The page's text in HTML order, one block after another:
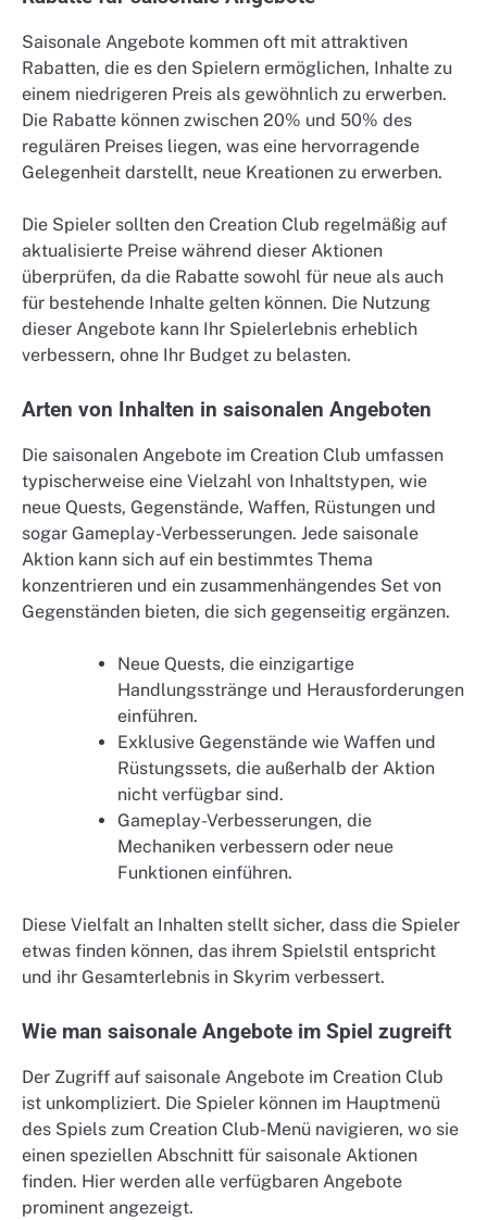
Saisonale Angebote kommen oft mit attraktiven
Rabatten, die es den Spielern ermöglichen, Inhalte zu
einem niedrigeren Preis als gewöhnlich zu erwerben.
Die Rabatte können zwischen 20% und 50% des
regulären Preises liegen, was eine hervorragende
Gelegenheit darstellt, neue Kreationen zu erwerben.
Die Spieler sollten den Creation Club regelmäßig auf
aktualisierte Preise während dieser Aktionen
überprüfen, da die Rabatte sowohl für neue als auch
für bestehende Inhalte gelten können. Die Nutzung
dieser Angebote kann Ihr Spielerlebnis erheblich
verbessern, ohne Ihr Budget zu belasten.
Arten von Inhalten in saisonalen Angeboten
Die saisonalen Angebote im Creation Club umfassen
typischerweise eine Vielzahl von Inhaltstypen, wie
neue Quests, Gegenstände, Waffen, Rüstungen und
sogar Gameplay-Verbesserungen. Jede saisonale
Aktion kann sich auf ein bestimmtes Thema
konzentrieren und ein zusammenhängendes Set von
Gegenständen bieten, die sich gegenseitig ergänzen.
Neue Quests, die einzigartige
Handlungsstränge und Herausforderungen
einführen.
Exklusive Gegenstände wie Waffen und
Rüstungssets, die außerhalb der Aktion
nicht verfügbar sind.
Gameplay-Verbesserungen, die
Mechaniken verbessern oder neue
Funktionen einführen.
Diese Vielfalt an Inhalten stellt sicher, dass die Spieler
etwas finden können, das ihrem Spielstil entspricht
und ihr Gesamterlebnis in Skyrim verbessert.
Wie man saisonale Angebote im Spiel zugreift
Der Zugriff auf saisonale Angebote im Creation Club
ist unkompliziert. Die Spieler können im Hauptmenü
des Spiels zum Creation Club-Menü navigieren, wo sie
einen speziellen Abschnitt für saisonale Aktionen
finden. Hier werden alle verfügbaren Angebote
prominent angezeigt.